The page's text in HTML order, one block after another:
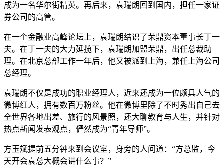
成为一名华尔街精英。再后来，袁瑞朗回到国内，担任一家证
券公司的高管。
在一个金融业高峰论坛上，袁瑞朗结识了荣鼎资本董事长丁一
夫。在丁一夫的大力延揽下，袁瑞朗加盟荣鼎，出任总裁助
理。在北京总部工作一年后，他又被派到上海，兼任上海公司
总经理。
袁瑞朗不仅是成功的职业经理人，近来还成为一位颇具人气的
微博红人，拥有数百万粉丝。他在微博里除了不时秀出自己去
全世界各地出差、旅行的风景照，还大聊教育与人生，并针对
热点新闻发表观点，俨然成为“青年导师”。
方玉斌提前五分钟来到会议室，身旁的人问道：“方总监，今
天开会袁总大概会讲什么事？”